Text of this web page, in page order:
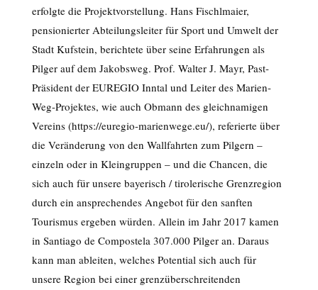
erfolgte die Projektvorstellung. Hans Fischlmaier,
pensionierter Abteilungsleiter für Sport und Umwelt der
Stadt Kufstein, berichtete über seine Erfahrungen als
Pilger auf dem Jakobsweg. Prof. Walter J. Mayr, Past-
Präsident der EUREGIO Inntal und Leiter des Marien-
Weg-Projektes, wie auch Obmann des gleichnamigen
Vereins (https://euregio-marienwege.eu/), referierte über
die Veränderung von den Wallfahrten zum Pilgern –
einzeln oder in Kleingruppen – und die Chancen, die
sich auch für unsere bayerisch / tirolerische Grenzregion
durch ein ansprechendes Angebot für den sanften
Tourismus ergeben würden. Allein im Jahr 2017 kamen
in Santiago de Compostela 307.000 Pilger an. Daraus
kann man ableiten, welches Potential sich auch für
unsere Region bei einer grenzüberschreitenden